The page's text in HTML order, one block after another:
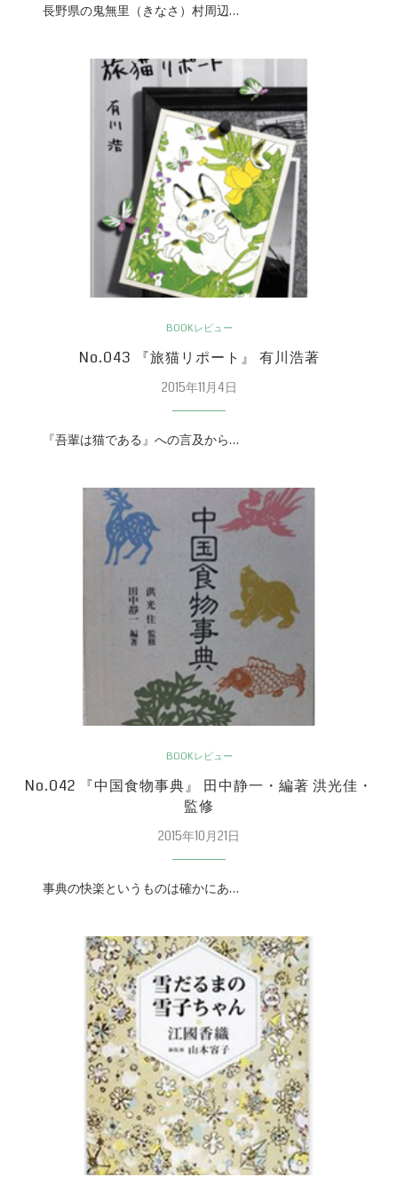
長野県の鬼無里（きなさ）村周辺…
BOOKレビュー
No.043 『旅猫リポート』 有川浩著
2015年11月4日
『吾輩は猫である』への言及から…
BOOKレビュー
No.042 『中国食物事典』 田中静一・編著 洪光佳・
監修
2015年10月21日
事典の快楽というものは確かにあ…